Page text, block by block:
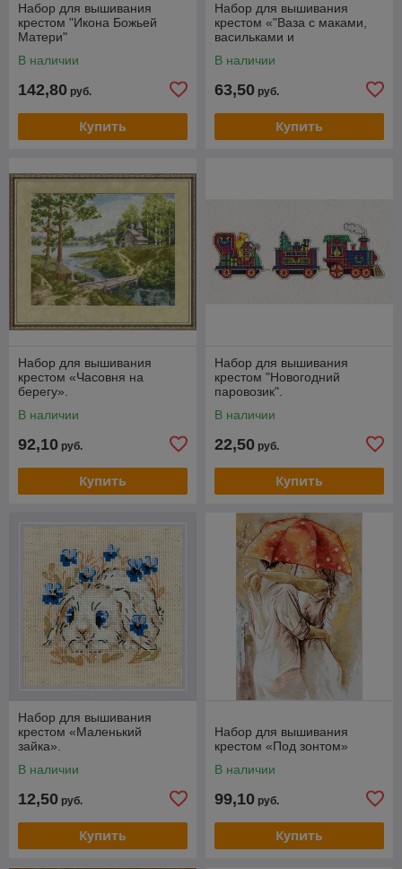
Набор для вышивания
крестом "Икона Божьей
Матери"
В наличии
142,80 руб.
Купить
Набор для вышивания
крестом «"Ваза с маками,
васильками и
картины В. Ван Гога».
В наличии
63,50 руб.
Купить
Набор для вышивания
крестом «Часовня на
берегу».
В наличии
92,10 руб.
Купить
Набор для вышивания
крестом "Новогодний
паровозик".
В наличии
22,50 руб.
Купить
Набор для вышивания
крестом «Маленький
зайка».
В наличии
12,50 руб.
Купить
Набор для вышивания
крестом «Под зонтом»
В наличии
99,10 руб.
Купить